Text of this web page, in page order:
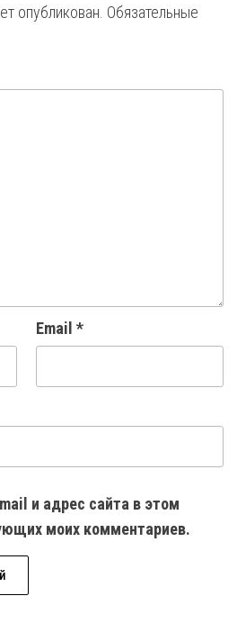
опубликован. Обязательные
Email *
и адрес сайта в этом
моих комментариев.